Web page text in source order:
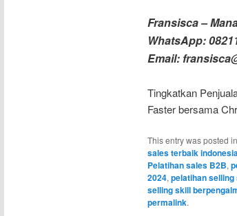
Fransisca –
WhatsApp:
Email:
Tingkatkan
Faster bersama
This entry was posted in
sales terbaik
Pelatihan sales B2B,
2024, pelatihan selling
selling skill
permalink.